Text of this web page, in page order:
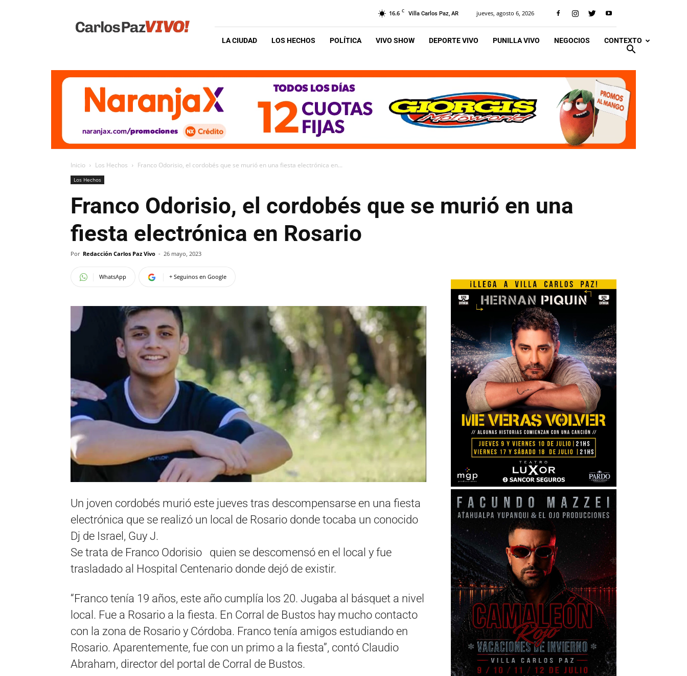
Vivo
16.6 C Villa Carlos Paz, AR jueves, agosto 6, 2026
LA CIUDAD LOS HECHOS POLÍTICA VIVO SHOW DEPORTE VIVO PUNILLA VIVO NEGOCIOS CONTEXTO
Inicio Los Hechos Franco Odorisio, el cordobés que se murió en una fiesta electrónica en...
Los Hechos
Franco Odorisio, el cordobés que se murió en una
fiesta electrónica en Rosario
Por Redacción Carlos Paz Vivo - 26 mayo, 2023
WhatsApp + Seguinos en Google
Un joven cordobés murió este jueves tras descompensarse en una fiesta
electrónica que se realizó un local de Rosario donde tocaba un conocido
Dj de Israel, Guy J.
Se trata de Franco Odorisio quien se descomensó en el local y fue
trasladado al Hospital Centenario donde dejó de existir.
“Franco tenía 19 años, este año cumplía los 20. Jugaba al básquet a nivel
local. Fue a Rosario a la fiesta. En Corral de Bustos hay mucho contacto
con la zona de Rosario y Córdoba. Franco tenía amigos estudiando en
Rosario. Aparentemente, fue con un primo a la fiesta”, contó Claudio
Abraham, director del portal de Corral de Bustos.